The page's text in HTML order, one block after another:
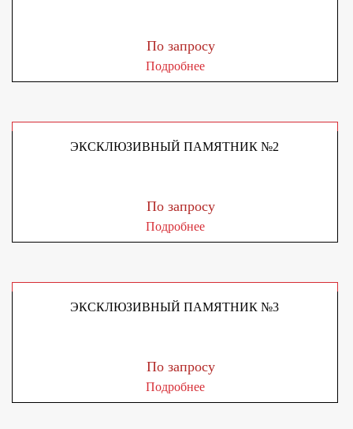
По запросу
Подробнее
ЭКСКЛЮЗИВНЫЙ ПАМЯТНИК №2
По запросу
Подробнее
ЭКСКЛЮЗИВНЫЙ ПАМЯТНИК №3
По запросу
Подробнее